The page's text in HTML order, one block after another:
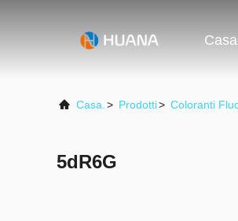
Casa
Casa. > Prodotti> Coloranti
5dR6G